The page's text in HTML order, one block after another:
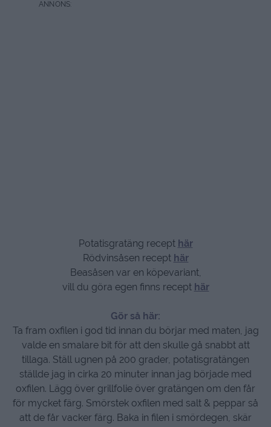
Potatisgratäng recept här
Rödvinsåsen recept här
Beasåsen var en köpevariant,
vill du göra egen finns recept här
Gör så här:
Ta fram oxfilen i god tid innan du börjar med maten, jag
valde en smalare bit för att den skulle gå snabbt att
tillaga. Ställ ugnen på 200 grader, potatisgratängen
ställde jag in cirka 20 minuter innan jag började med
oxfilen. Lägg över grillfolie över gratängen om den får
för mycket färg. Smörstek oxfilen med salt & peppar så
att de får vacker färg. Baka in filen i smördegen, skär